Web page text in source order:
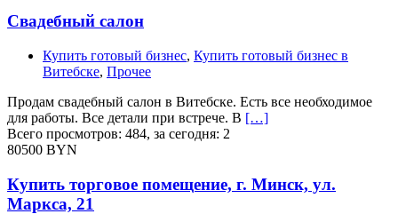
Свадебный салон
Купить готовый бизнес, Купить готовый бизнес в
Витебске, Прочее
Продам свадебный салон в Витебске. Есть все необходимое
для работы. Все детали при встрече. В […]
Всего просмотров: 484, за сегодня: 2
80500 BYN
Купить торговое помещение, г. Минск, ул.
Маркса, 21